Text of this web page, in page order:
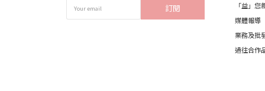
訂閱
「益」您
媒體報導
業務及批
過往合作